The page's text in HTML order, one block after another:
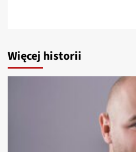
Więcej historii